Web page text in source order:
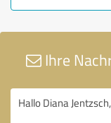
Ihre